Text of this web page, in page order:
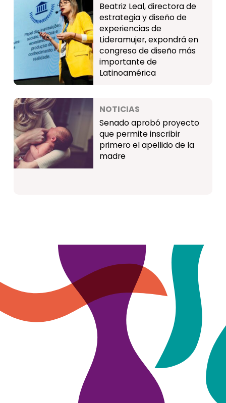
Beatriz Leal, directora de
estrategia y diseño de
experiencias de
Lideramujer, expondrá en
congreso de diseño más
importante de
Latinoamérica
NOTICIAS
Senado aprobó proyecto
que permite inscribir
primero el apellido de la
madre